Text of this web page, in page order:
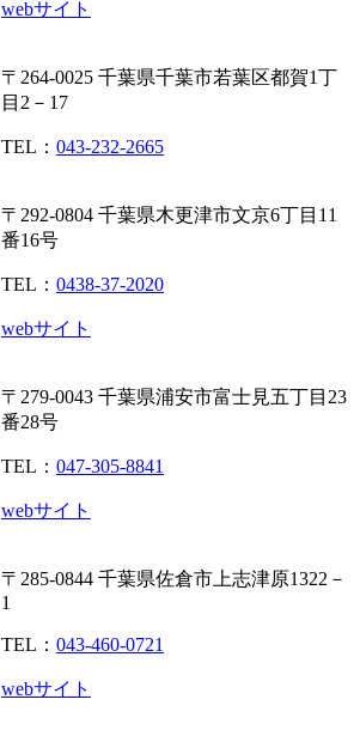
webサイト
〒264-0025 千葉県千葉市若葉区都賀1丁
目2－17
TEL： 043-232-2665
〒292-0804 千葉県木更津市文京6丁目11
番16号
TEL： 0438-37-2020
webサイト
〒279-0043 千葉県浦安市富士見五丁目23
番28号
TEL： 047-305-8841
webサイト
〒285-0844 千葉県佐倉市上志津原1322－
1
TEL： 043-460-0721
webサイト